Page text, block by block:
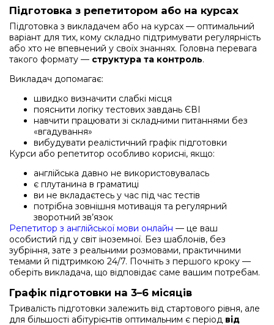
Підготовка з репетитором або на курсах
Підготовка з викладачем або на курсах — оптимальний
варіант для тих, кому складно підтримувати регулярність
або хто не впевнений у своїх знаннях. Головна перевага
такого формату — структура та контроль.
Викладач допомагає:
швидко визначити слабкі місця
пояснити логіку тестових завдань ЄВІ
навчити працювати зі складними питаннями без
«вгадування»
вибудувати реалістичний графік підготовки
Курси або репетитор особливо корисні, якщо:
англійська давно не використовувалась
є плутанина в граматиці
ви не вкладаєтесь у час під час тестів
потрібна зовнішня мотивація та регулярний
зворотний зв’язок
Репетитор з англійської мови онлайн — це ваш
особистий гід у світ іноземної. Без шаблонів, без
зубріння, зате з реальними розмовами, практичними
темами й підтримкою 24/7. Почніть з першого кроку —
оберіть викладача, що відповідає саме вашим потребам.
Графік підготовки на 3–6 місяців
Тривалість підготовки залежить від стартового рівня, але
для більшості абітурієнтів оптимальним є період від